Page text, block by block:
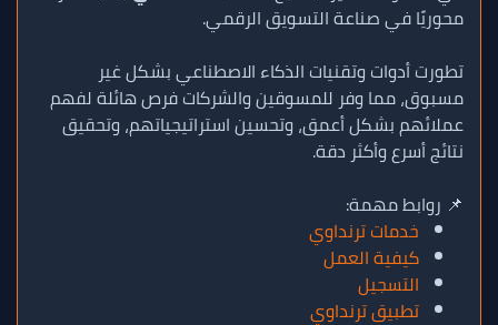
محوريًا في صناعة التسويق الرقمي.
تطورت أدوات وتقنيات الذكاء الاصطناعي بشكل غير
مسبوق، مما وفر للمسوقين والشركات فرص هائلة لفهم
عملائهم بشكل أعمق، وتحسين استراتيجياتهم، وتحقيق
نتائج أسرع وأكثر دقة.
📌 روابط مهمة:
خدمات ترنداوي
كيفية العمل
التسجيل
تطبيق ترنداوي